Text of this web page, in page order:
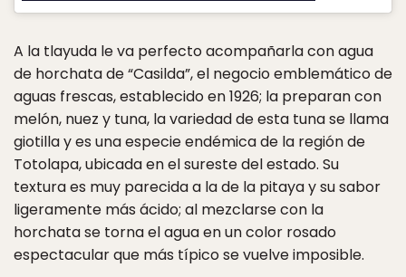
A la tlayuda le va perfecto acompañarla con agua
de horchata de “Casilda”, el negocio emblemático de
aguas frescas, establecido en 1926; la preparan con
melón, nuez y tuna, la variedad de esta tuna se llama
giotilla y es una especie endémica de la región de
Totolapa, ubicada en el sureste del estado. Su
textura es muy parecida a la de la pitaya y su sabor
ligeramente más ácido; al mezclarse con la
horchata se torna el agua en un color rosado
espectacular que más típico se vuelve imposible.